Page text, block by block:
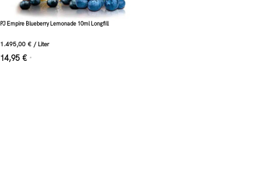
PJ Empire Blueberry Lemonade 10ml Longfill
1.495,00 € / Liter
14,95 € *